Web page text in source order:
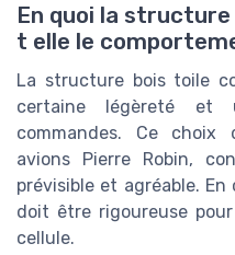
En quoi la
t elle le
La structure bois toile
certaine légèreté et
commandes. Ce
avions Pierre Robin,
prévisible et agréable.
doit être rigoureuse
cellule.